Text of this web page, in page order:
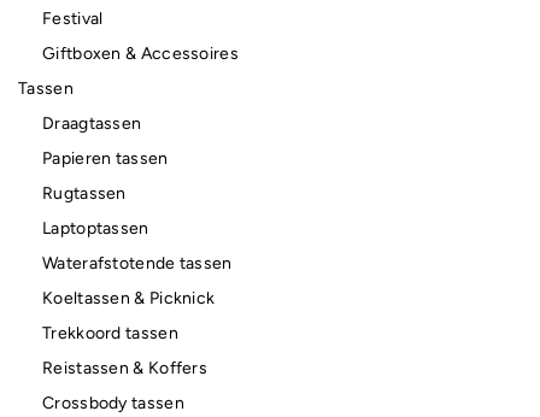
Festival
Giftboxen & Accessoires
Tassen
Draagtassen
Papieren tassen
Rugtassen
Laptoptassen
Waterafstotende tassen
Koeltassen & Picknick
Trekkoord tassen
Reistassen & Koffers
Crossbody tassen